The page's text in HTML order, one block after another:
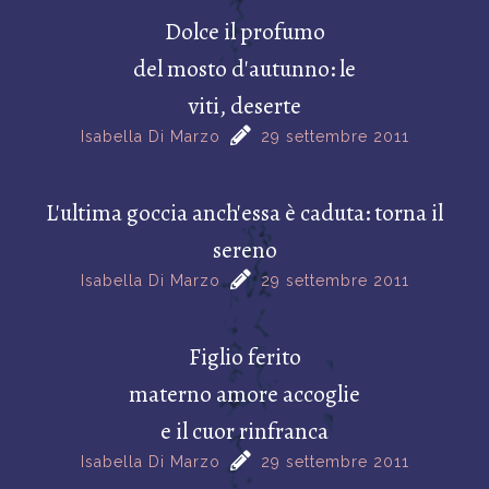
Dolce il profumo
del mosto d'autunno: le
viti, deserte
Isabella Di Marzo 29 settembre 2011
L'ultima goccia anch'essa è caduta: torna il
sereno
Isabella Di Marzo 29 settembre 2011
Figlio ferito
materno amore accoglie
e il cuor rinfranca
Isabella Di Marzo 29 settembre 2011